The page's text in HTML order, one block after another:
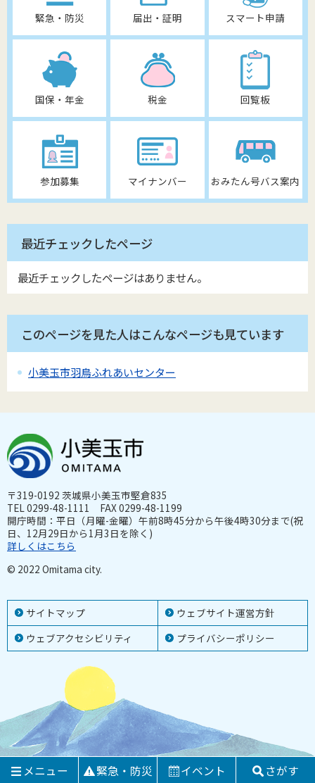
緊急・防災 届出・証明 スマート申請
国保・年金 税金 回覧板
参加募集 マイナンバー おみたん号バス案内
最近チェックしたページ
最近チェックしたページはありません。
このページを見た人はこんなページも見ています
小美玉市羽鳥ふれあいセンター
サイトマップ
ウェブサイト運営方針
ウェブアクセシビリティ
プライバシーポリシー
〒319-0192 茨城県小美玉市堅倉835
TEL 0299-48-1111 FAX 0299-48-1199
開庁時間：平日（月曜-金曜）午前8時45分から午後4時30分まで(祝
日、12月29日から1月3日を除く)
詳しくはこちら
© 2022 Omitama city.
メニュー 緊急・防災 イベント さがす